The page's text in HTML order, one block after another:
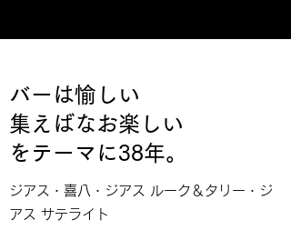
バーは愉しい
集えばなお楽しい
をテーマに38年。
ジアス・喜八・ジアス ルーク＆タリー・ジ
アス サテライト